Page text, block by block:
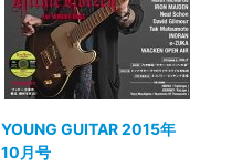
YOUNG GUITAR 2015年
10月号